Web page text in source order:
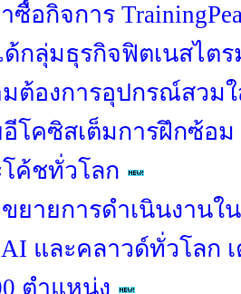
ซื้อกิจการ
ด้กลุ่มธุรกิจฟิตเนสไตร
ต้องการอุปกรณ์สวม
โคซิสเต็มการฝึกซ้อ
ค้ชทั่วโลก
ยายการดำเนินงานใ
และคลาวด์ทั่วโลก
ตำแหน่ง